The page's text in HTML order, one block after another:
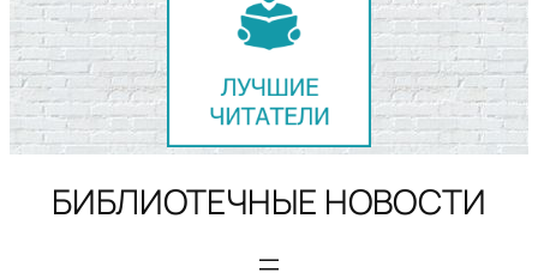
БИБЛИОТЕЧНЫЕ НОВОСТИ